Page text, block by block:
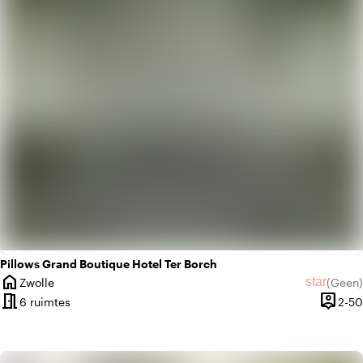
Pillows Grand Boutique Hotel Ter Borch
home
Plaats
Zwolle star(Geen)
Geen
meeting_room6 ruimtes person_pin2-50